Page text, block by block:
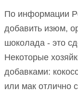
По информации
добавить изюм,
шоколада - это
Некоторые
добавками:
или мак отлично